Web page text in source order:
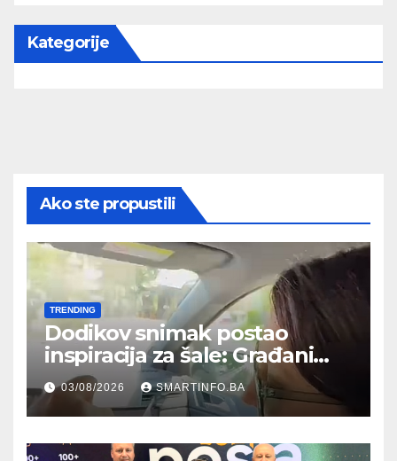
Kategorije
Ako ste propustili
TRENDING
Dodikov snimak postao
inspiracija za šale: Građani
kroz parodiju poslali poruku
03/08/2026 SMARTINFO.BA